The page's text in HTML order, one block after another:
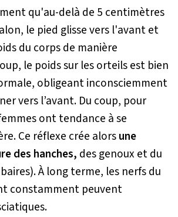
qu'au-delà de 5 centimètres
le pied glisse vers l'avant et
du corps de manière
le poids sur les orteils est bien
obligeant inconsciemment
vers l’avant. Du coup, pour
ont tendance à se
Ce réflexe crée alorsune
des hanches, des genoux et du
À long terme, les nerfs du
constamment peuvent